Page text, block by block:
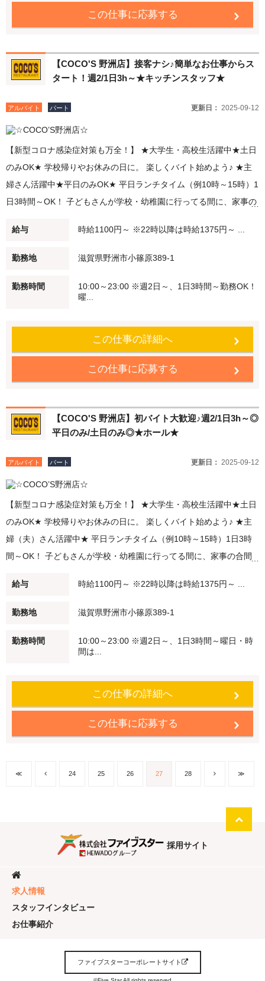
この仕事に応募する
【COCO'S 野洲店】接客ナシ♪簡単なお仕事からス
タート！週2/1日3h～★キッチンスタッフ★
アルバイト パート 更新日： 2025-09-12
【新型コロナ感染症対策も万全！】 ★大学生・高校生活躍中★土日
のみOK★ 学校帰りやお休みの日に。 楽しくバイト始めよう♪ ★主
婦さん活躍中★平日のみOK★ 平日ランチタイム（例10時～15時）1
日3時間～OK！ 子どもさんが学校・幼稚園に行ってる間に、家事の
安心♪始めはかんたんなお仕事からスタート 仲間のしっかりフォロ
ーします！ 友達との応募もOK！ 履歴書不要のかんたん応募♪ ●評価
教育制度 アルバイトが初めての方も安心！トレーナーが一人ひとり
業員割引特典 ココス・海座・伝五郎で使える 「従業員割引券」を進
呈します！ ●正社員登用制度 アルバイトから正社員へ積極的に登用
給与 時給1100円～ ※22時以降は時給1375円～ ...
勤務地 滋賀県野洲市小篠原389-1
勤務時間
10:00～23:00 ※週2日～、1日3時間～勤務OK！
曜...
この仕事の詳細へ
この仕事に応募する
【COCO'S 野洲店】初バイト大歓迎♪週2/1日3h～◎
平日のみ/土日のみ◎★ホール★
アルバイト パート 更新日： 2025-09-12
【新型コロナ感染症対策も万全！】 ★大学生・高校生活躍中★土日
のみOK★ 学校帰りやお休みの日に。 楽しくバイト始めよう♪ ★主
婦（夫）さん活躍中★ 平日ランチタイム（例10時～15時）1日3時
間～OK！ 子どもさんが学校・幼稚園に行ってる間に、家事の合間
♪始めはかんたんなお仕事からスタート 働く仲間もしっかりフォロ
ーします！ 友達との応募もOK！ 履歴書不要で簡単応募♪ 高校生か
●評価制度 あなたの頑張りをしっかり認め、評価する仕組みありま
を従業員価格（約65％オフですよ！） で食べることができます♪ ●
従業員割引特典 ココス・海座・伝五郎で使える 「従業員割引券」を
給与 時給1100円～ ※22時以降は時給1375円～ ...
勤務地 滋賀県野洲市小篠原389-1
勤務時間
10:00～23:00 ※週2日～、1日3時間～曜日・時
間は...
この仕事の詳細へ
この仕事に応募する
≪ 24 25 26 27 28 ≫
採用サイト
求人情報
スタッフインタビュー
お仕事紹介
ファイブスターコーポレートサイト